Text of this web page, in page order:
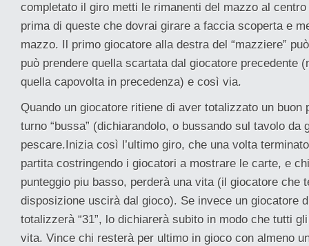
completato il giro metti le rimanenti del mazzo al
prima di queste che dovrai girare a faccia scoperta e
mazzo. Il primo giocatore alla destra del “mazziere”
può prendere quella scartata dal giocatore precedente
quella capovolta in precedenza) e così via.
Quando un giocatore ritiene di aver totalizzato un buon
turno “bussa” (dichiarandolo, o bussando sul tavolo da
pescare.Inizia così l’ultimo giro, che una volta
partita costringendo i giocatori a mostrare le carte, e
punteggio piu basso, perderà una vita (il giocatore che
disposizione uscirà dal gioco). Se invece un giocatore
totalizzerà “31”, lo dichiarerà subito in modo che tutti
vita. Vince chi resterà per ultimo in gioco con almeno